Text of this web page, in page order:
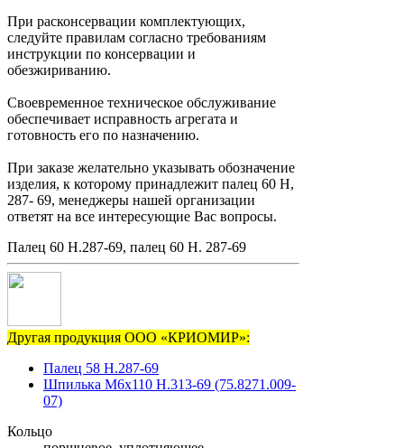
При расконсервации комплектующих,
следуйте правилам согласно требованиям
инструкции по консервации и
обезжириванию.
Своевременное техническое обслуживание
обеспечивает исправность агрегата и
готовность его по назначению.
При заказе желательно указывать обозначение
изделия, к которому принадлежит палец 60 Н,
287- 69, менеджеры нашей организации
ответят на все интересующие Вас вопросы.
Палец 60 Н.287-69, палец 60 Н. 287-69
Другая продукция ООО «КРИОМИР»:
Палец 58 Н.287-69
Шпилька М6х110 Н.313-69 (75.8271.009-
07)
Кольцо